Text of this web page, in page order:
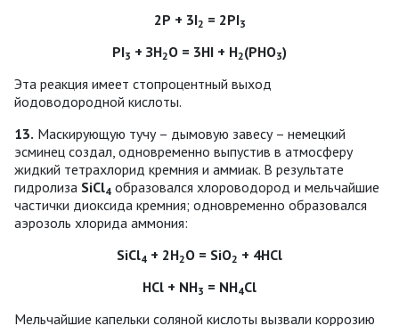
2Р + 3I2 = 2РI3
РI3 + ЗН2О = 3HI + Н2(РНО3)
Эта реакция имеет стопроцентный выход
йодоводородной кислоты.
13. Маскирующую тучу – дымовую завесу – немецкий
эсминец создал, одновременно выпустив в атмосферу
жидкий тетрахлорид кремния и аммиак. В результате
гидролиза SiCl4 образовался хлороводород и мельчайшие
частички диоксида кремния; одновременно образовался
аэрозоль хлорида аммония:
SiCl4 + 2Н2О = SiО2 + 4НСl
НСl + NH3 = NH4Cl
Мельчайшие капельки соляной кислоты вызвали коррозию